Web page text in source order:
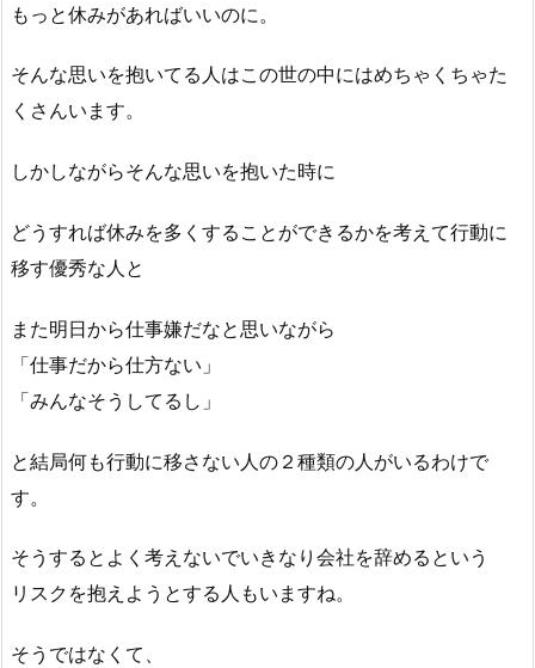
もっと休みがあればいいのに。
そんな思いを抱いてる人はこの世の中にはめちゃくちゃた
くさんいます。
しかしながらそんな思いを抱いた時に
どうすれば休みを多くすることができるかを考えて行動に
移す優秀な人と
また明日から仕事嫌だなと思いながら
「仕事だから仕方ない」
「みんなそうしてるし」
と結局何も行動に移さない人の２種類の人がいるわけで
す。
そうするとよく考えないでいきなり会社を辞めるという
リスクを抱えようとする人もいますね。
そうではなくて、